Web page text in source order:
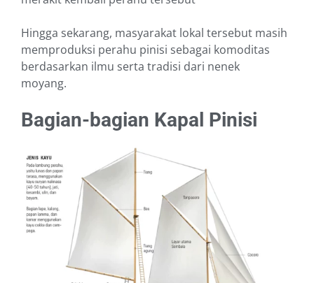
Hingga sekarang, masyarakat lokal tersebut masih
memproduksi perahu pinisi sebagai komoditas
berdasarkan ilmu serta tradisi dari nenek
moyang.
Bagian-bagian Kapal Pinisi